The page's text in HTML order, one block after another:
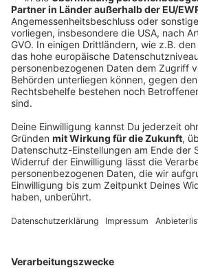
Verpuffung durch Campingkocher
bei Festival
Ein junger Mann will beim
einem Campingkocher etwas
Menschen werden verletzt.